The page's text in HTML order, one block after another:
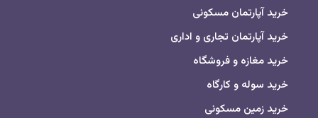
خرید آپارتمان مسکونی
خرید آپارتمان تجاری و اداری
خرید مغازه و فروشگاه
خرید سوله و کارگاه
خرید زمین مسکونی